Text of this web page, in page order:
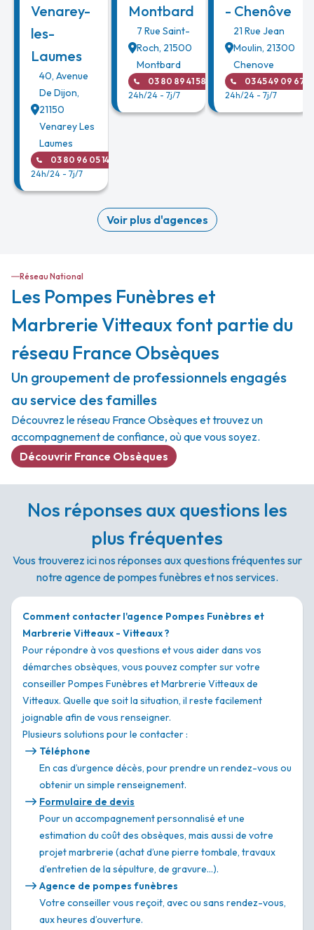
Venarey-
les-
Laumes
40, Avenue
De Dijon,
21150
Venarey Les
Laumes
03 80 96 05 14
24h/24 - 7j/7
Montbard
7 Rue Saint-
Roch, 21500
Montbard
03 80 89 41 58
24h/24 - 7j/7
- Chenôve
21 Rue Jean
Moulin, 21300
Chenove
03 45 49 09 67
24h/24 - 7j/7
Voir plus d'agences
Réseau National
Les Pompes Funèbres et
Marbrerie Vitteaux font partie du
réseau France Obsèques
Un groupement de professionnels engagés
au service des familles
Découvrez le réseau France Obsèques et trouvez un
accompagnement de confiance, où que vous soyez.
Découvrir France Obsèques
Nos réponses aux questions les
plus fréquentes
Vous trouverez ici nos réponses aux questions fréquentes sur
notre agence de pompes funèbres et nos services.
Comment contacter l'agence Pompes Funèbres et
Marbrerie Vitteaux - Vitteaux ?
Pour répondre à vos questions et vous aider dans vos
démarches obsèques, vous pouvez compter sur votre
conseiller Pompes Funèbres et Marbrerie Vitteaux de
Vitteaux. Quelle que soit la situation, il reste facilement
joignable afin de vous renseigner.
Plusieurs solutions pour le contacter :
Téléphone
En cas d’urgence décès, pour prendre un rendez-vous ou
obtenir un simple renseignement.
Formulaire de devis
Pour un accompagnement personnalisé et une
estimation du coût des obsèques, mais aussi de votre
projet marbrerie (achat d’une pierre tombale, travaux
d’entretien de la sépulture, de gravure…).
Agence de pompes funèbres
Votre conseiller vous reçoit, avec ou sans rendez-vous,
aux heures d’ouverture.